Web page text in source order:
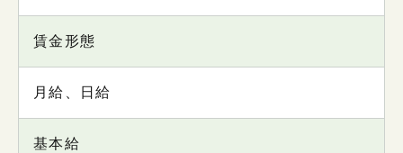
賃金形態
月給、日給
基本給